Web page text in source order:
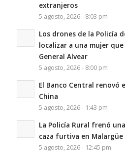
extranjeros
5 agosto, 2026 - 8:03 pm
Los drones de la Policía
localizar a una mujer
General Alvear
5 agosto, 2026 - 8:00 pm
El Banco Central renovó
China
5 agosto, 2026 - 1:43 pm
La Policía Rural frenó
caza furtiva en Malargüe
5 agosto, 2026 - 12:45 pm